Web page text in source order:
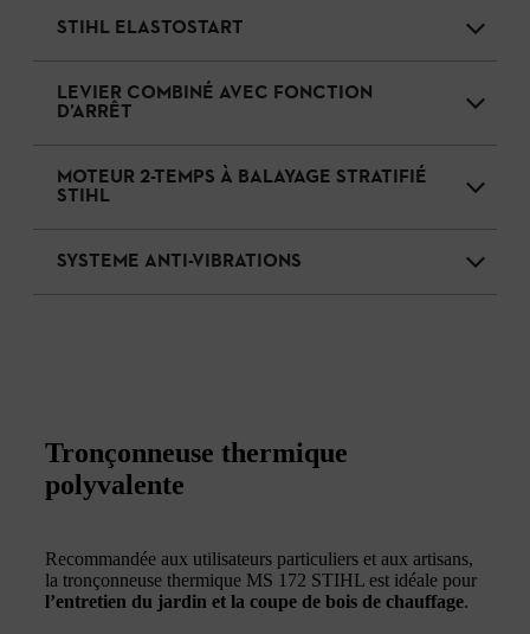
STIHL ELASTOSTART
LEVIER COMBINÉ AVEC FONCTION
D’ARRÊT
MOTEUR 2-TEMPS À BALAYAGE STRATIFIÉ
STIHL
SYSTEME ANTI-VIBRATIONS
Tronçonneuse thermique
polyvalente
Recommandée aux utilisateurs particuliers et aux artisans,
la tronçonneuse thermique MS 172 STIHL est idéale pour
l’entretien du jardin et la coupe de bois de chauffage.